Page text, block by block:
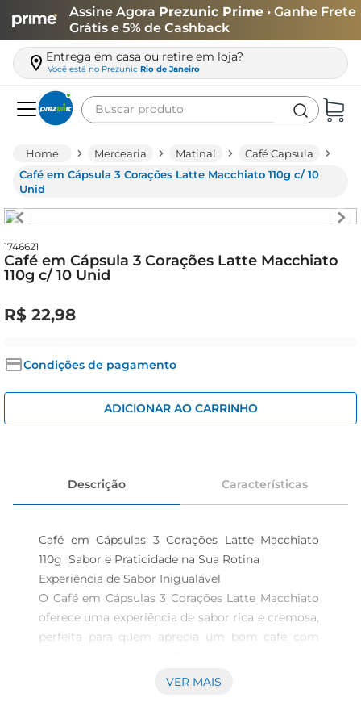
Assine Agora Prezunic Prime • Ganhe Frete
Grátis e 5% de Cashback
Entrega em casa ou retire em loja?
Você está no Prezunic Rio de Janeiro
Buscar produto
Mercearia Matinal
Café Capsula
Café em Cápsula 3 Corações Latte Macchiato 110g c/ 10
Unid
1746621
Café em Cápsula 3 Corações Latte Macchiato
110g c/ 10 Unid
R$ 22,98
Condições de pagamento
ADICIONAR AO CARRINHO
Descrição Características
Café em Cápsulas 3 Corações Latte Macchiato
110g  Sabor e Praticidade na Sua Rotina
Experiência de Sabor Inigualável
O Café em Cápsulas 3 Corações Latte Macchiato
oferece uma experiência de sabor rica e cremosa,
perfeita para quem aprecia um bom café com
equilibrada de café expresso e leite vaporizado,
VER MAIS
leite
café
queijo
azeite
biscoito
iogurte
papel higiênico